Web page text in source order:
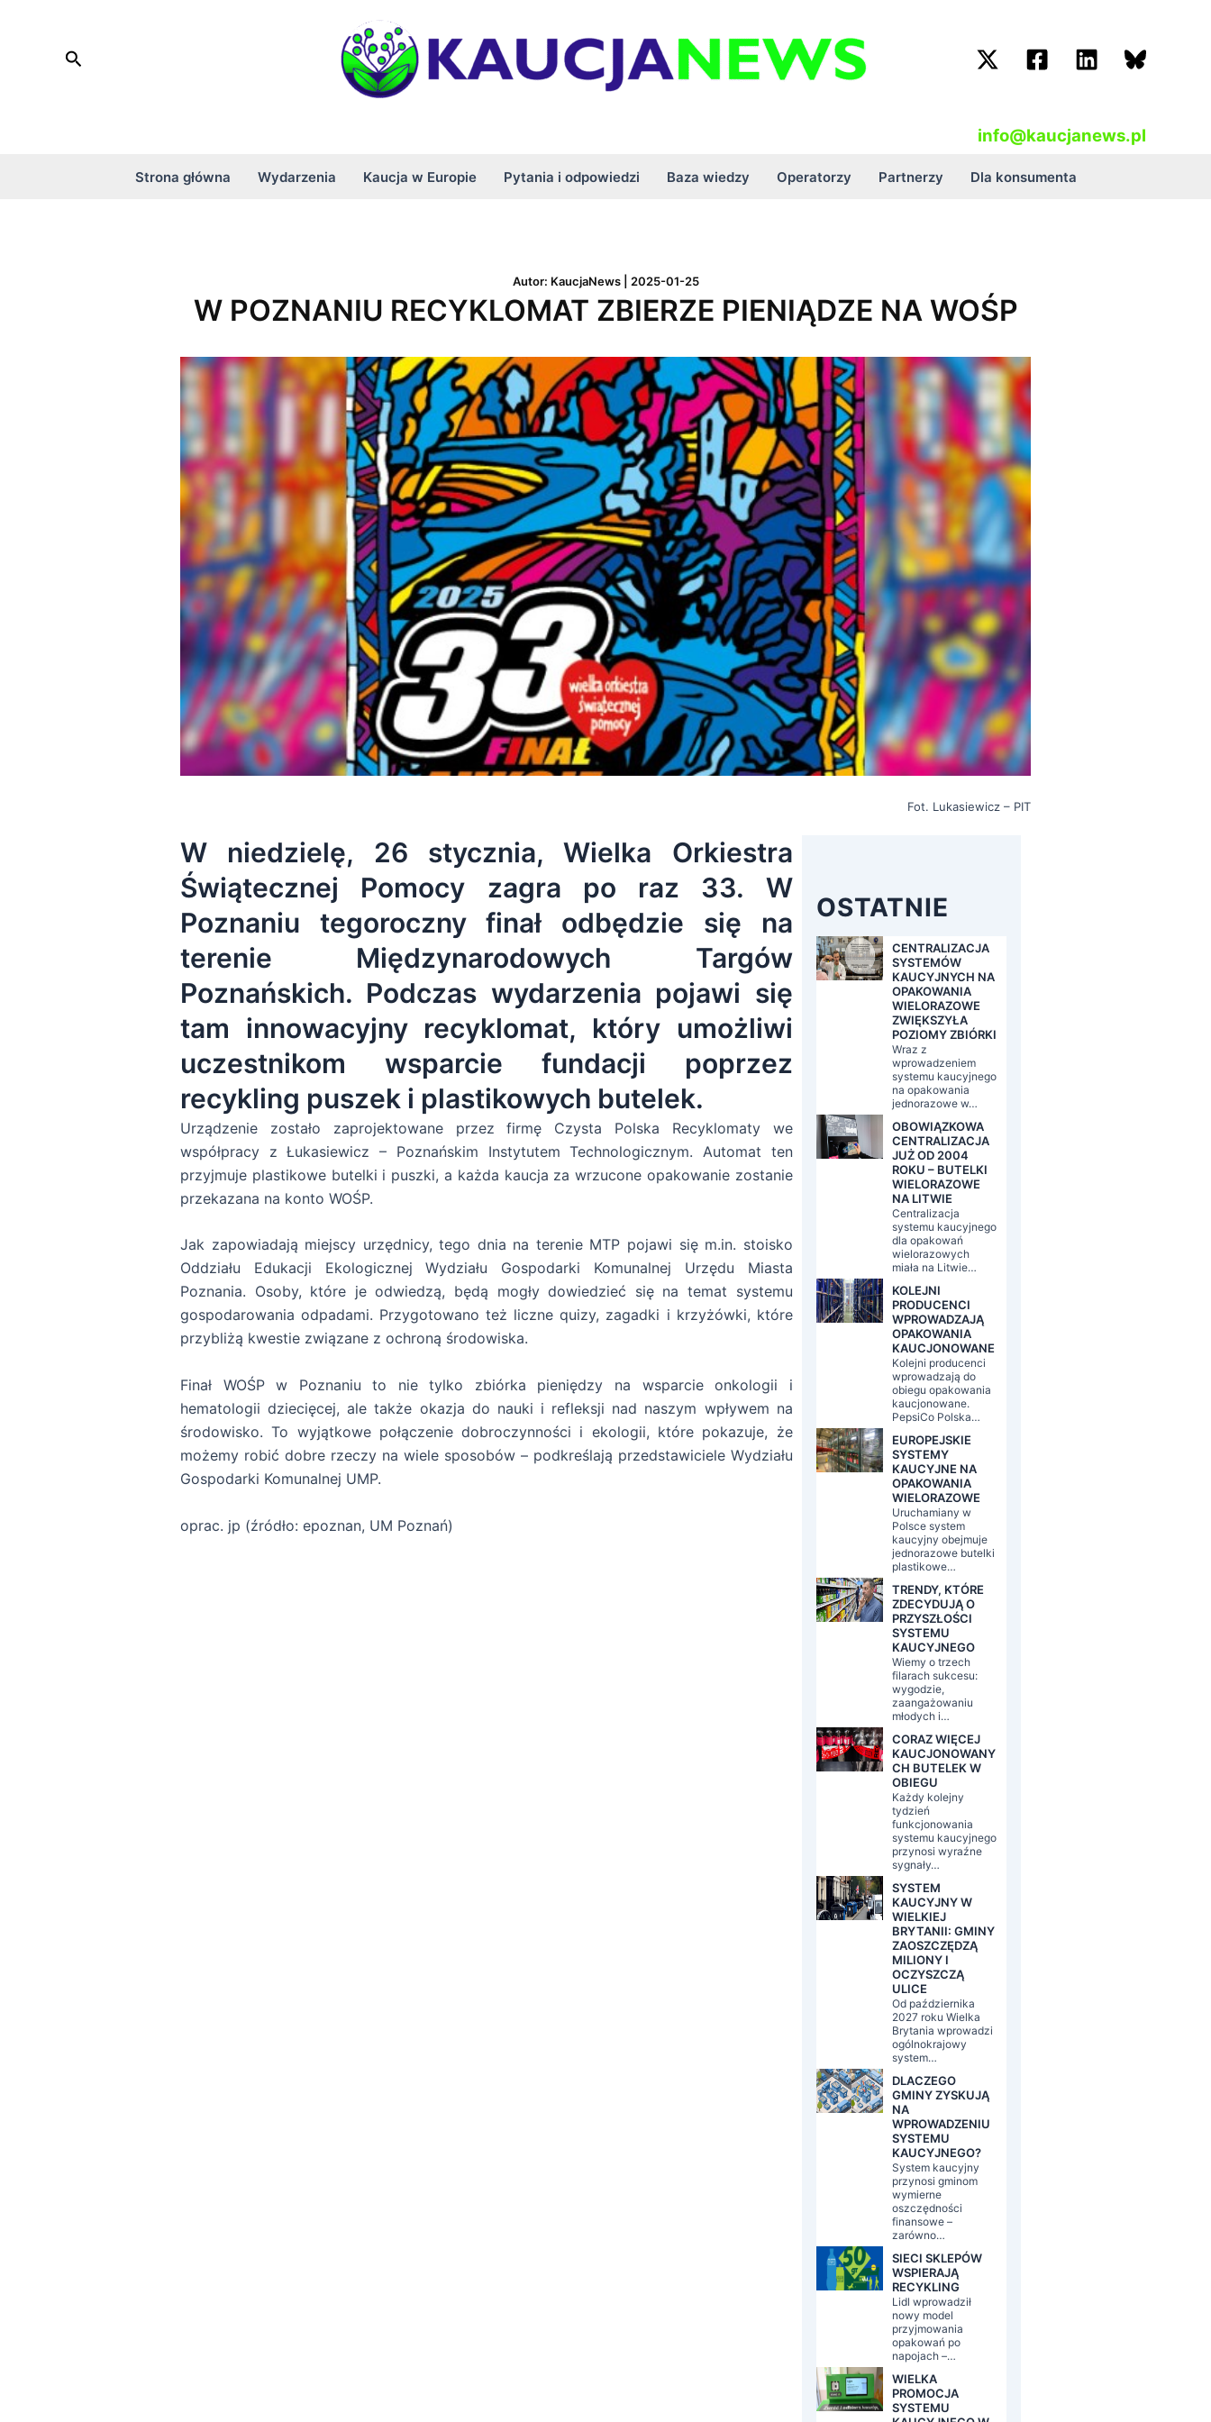
Search
info@kaucjanews.pl
Strona główna Wydarzenia Kaucja w Europie Pytania i odpowiedzi Baza wiedzy Operatorzy Partnerzy Dla konsumenta
Autor: KaucjaNews 2025-01-25
W POZNANIU RECYKLOMAT ZBIERZE PIENIĄDZE NA WOŚP
Fot. Lukasiewicz – PIT
W niedzielę, 26 stycznia, Wielka Orkiestra
Świątecznej Pomocy zagra po raz 33. W
Poznaniu tegoroczny finał odbędzie się na
terenie Międzynarodowych Targów
Poznańskich. Podczas wydarzenia pojawi się
tam innowacyjny recyklomat, który umożliwi
uczestnikom wsparcie fundacji poprzez
recykling puszek i plastikowych butelek.
Urządzenie zostało zaprojektowane przez firmę Czysta Polska Recyklomaty we
współpracy z Łukasiewicz – Poznańskim Instytutem Technologicznym. Automat ten
przyjmuje plastikowe butelki i puszki, a każda kaucja za wrzucone opakowanie zostanie
przekazana na konto WOŚP.
Jak zapowiadają miejscy urzędnicy, tego dnia na terenie MTP pojawi się m.in. stoisko
Oddziału Edukacji Ekologicznej Wydziału Gospodarki Komunalnej Urzędu Miasta
Poznania. Osoby, które je odwiedzą, będą mogły dowiedzieć się na temat systemu
gospodarowania odpadami. Przygotowano też liczne quizy, zagadki i krzyżówki, które
przybliżą kwestie związane z ochroną środowiska.
Finał WOŚP w Poznaniu to nie tylko zbiórka pieniędzy na wsparcie onkologii i
hematologii dziecięcej, ale także okazja do nauki i refleksji nad naszym wpływem na
środowisko. To wyjątkowe połączenie dobroczynności i ekologii, które pokazuje, że
możemy robić dobre rzeczy na wiele sposobów – podkreślają przedstawiciele Wydziału
Gospodarki Komunalnej UMP.
oprac. jp (źródło: epoznan, UM Poznań)
OSTATNIE
CENTRALIZACJA
SYSTEMÓW
KAUCYJNYCH NA
OPAKOWANIA
WIELORAZOWE
ZWIĘKSZYŁA
POZIOMY ZBIÓRKI
Wraz z
wprowadzeniem
systemu kaucyjnego
na opakowania
jednorazowe w…
OBOWIĄZKOWA
CENTRALIZACJA
JUŻ OD 2004
ROKU – BUTELKI
WIELORAZOWE
NA LITWIE
Centralizacja
systemu kaucyjnego
dla opakowań
wielorazowych
miała na Litwie…
KOLEJNI
PRODUCENCI
WPROWADZAJĄ
OPAKOWANIA
KAUCJONOWANE
Kolejni producenci
wprowadzają do
obiegu opakowania
kaucjonowane.
PepsiCo Polska…
EUROPEJSKIE
SYSTEMY
KAUCYJNE NA
OPAKOWANIA
WIELORAZOWE
Uruchamiany w
Polsce system
kaucyjny obejmuje
jednorazowe butelki
plastikowe…
TRENDY, KTÓRE
ZDECYDUJĄ O
PRZYSZŁOŚCI
SYSTEMU
KAUCYJNEGO
Wiemy o trzech
filarach sukcesu:
wygodzie,
zaangażowaniu
młodych i…
CORAZ WIĘCEJ
KAUCJONOWANY
CH BUTELEK W
OBIEGU
Każdy kolejny
tydzień
funkcjonowania
systemu kaucyjnego
przynosi wyraźne
sygnały…
SYSTEM
KAUCYJNY W
WIELKIEJ
BRYTANII: GMINY
ZAOSZCZĘDZĄ
MILIONY I
OCZYSZCZĄ
ULICE
Od października
2027 roku Wielka
Brytania wprowadzi
ogólnokrajowy
system…
DLACZEGO
GMINY ZYSKUJĄ
NA
WPROWADZENIU
SYSTEMU
KAUCYJNEGO?
System kaucyjny
przynosi gminom
wymierne
oszczędności
finansowe –
zarówno…
SIECI SKLEPÓW
WSPIERAJĄ
RECYKLING
Lidl wprowadził
nowy model
przyjmowania
opakowań po
napojach –…
WIELKA
PROMOCJA
SYSTEMU